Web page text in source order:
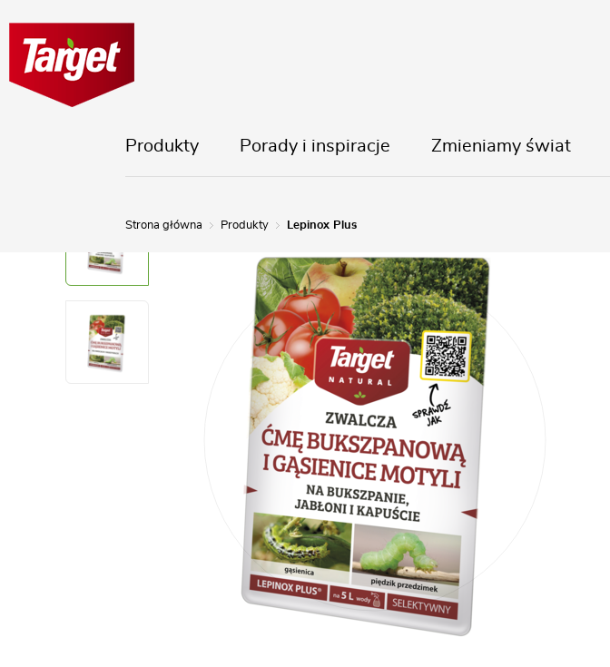
Produkty Porady i inspiracje Zmieniamy świat
Strona główna Produkty Lepinox Plus